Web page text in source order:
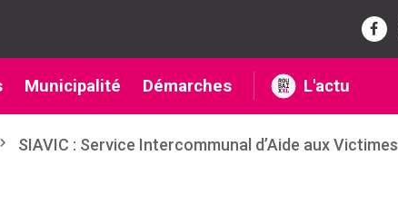
Municipalité Démarches L'actu
SIAVIC : Service Intercommunal d’Aide aux Victimes